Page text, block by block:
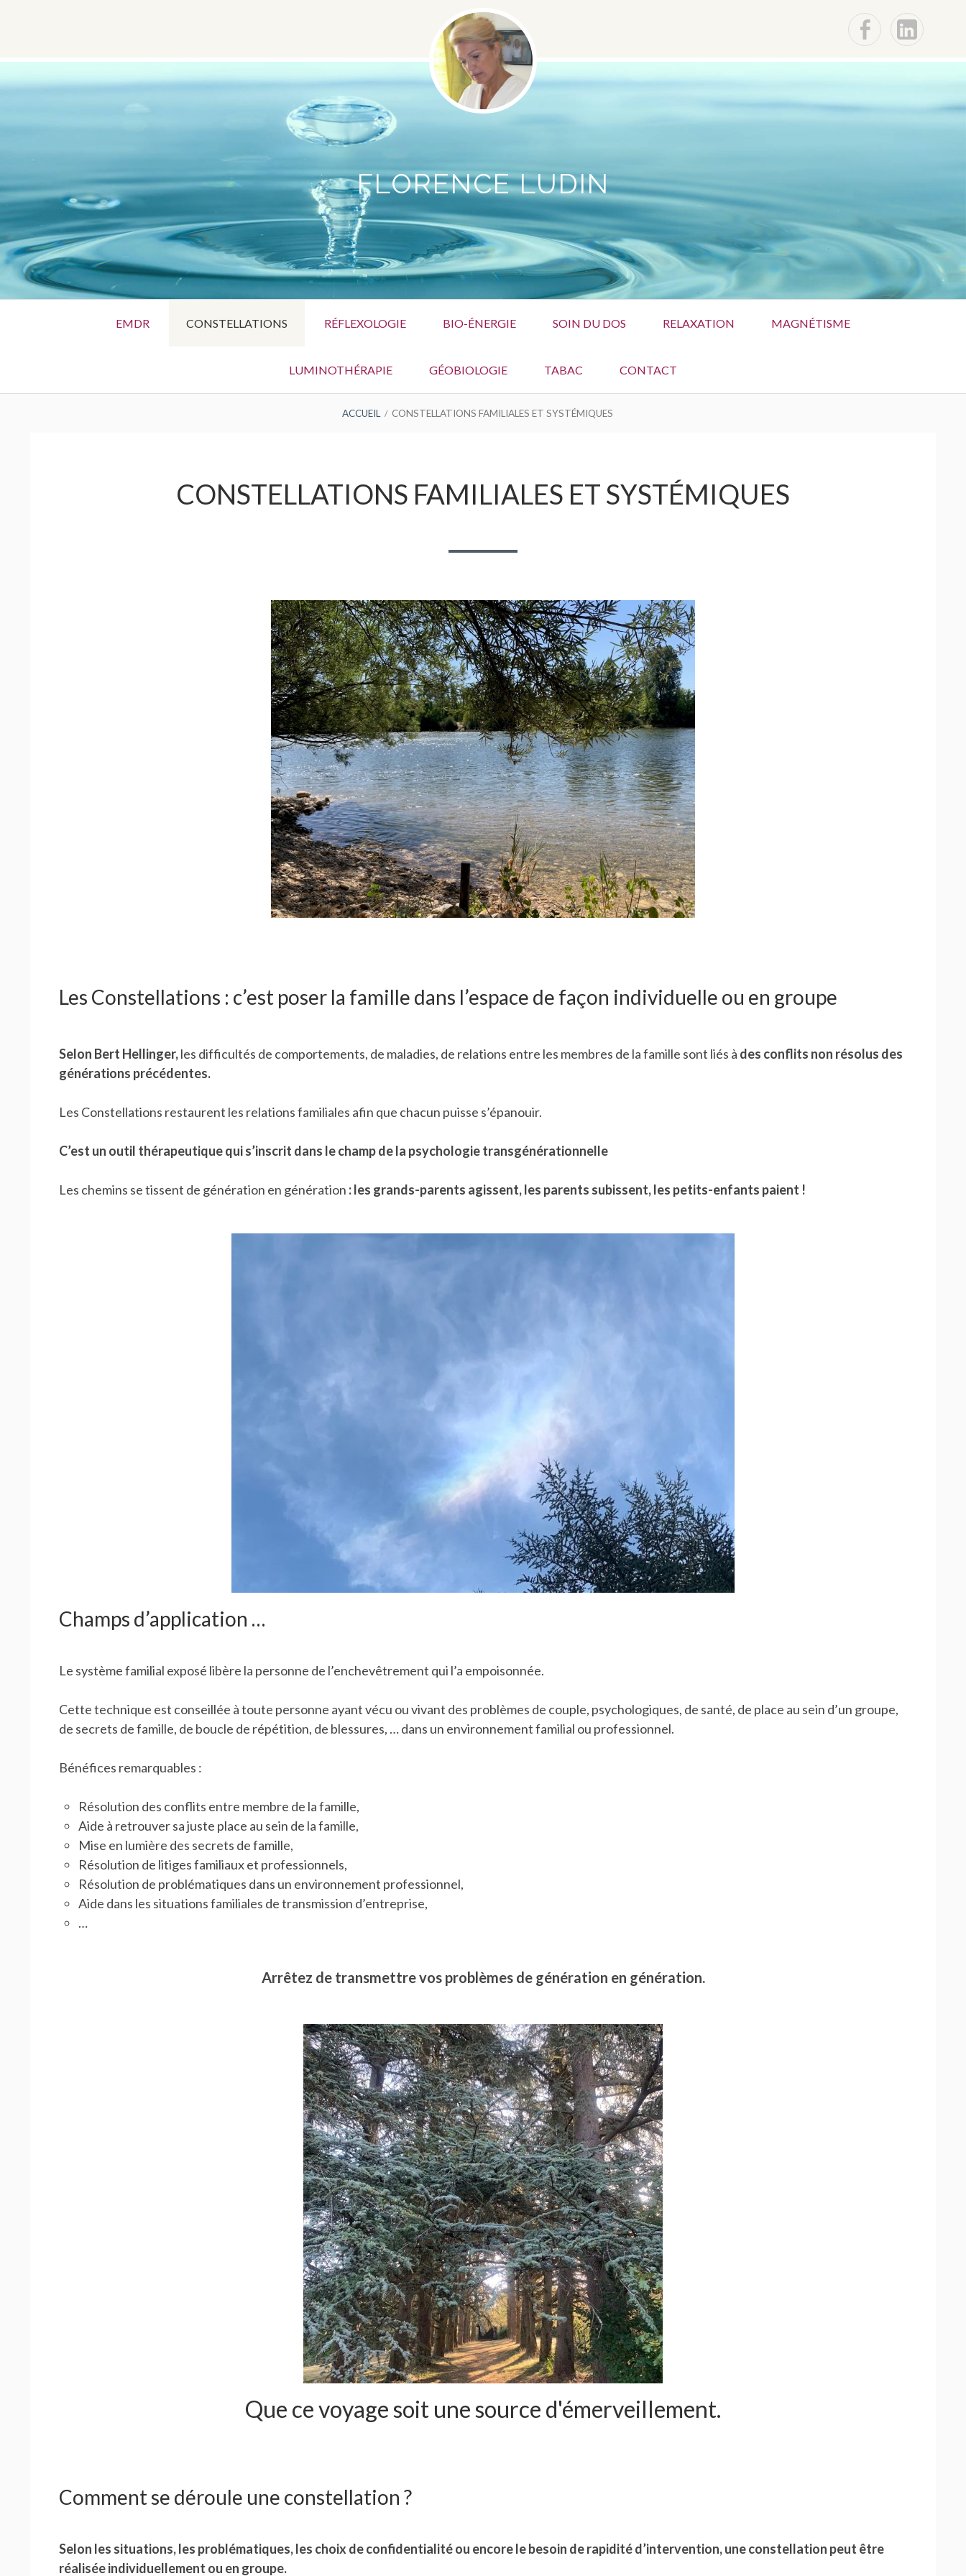
FLORENCE LUDIN
EMDR CONSTELLATIONS RÉFLEXOLOGIE BIO-ÉNERGIE SOIN DU DOS RELAXATION MAGNÉTISME
LUMINOTHÉRAPIE GÉOBIOLOGIE TABAC CONTACT
ACCUEIL CONSTELLATIONS FAMILIALES ET SYSTÉMIQUES
CONSTELLATIONS FAMILIALES ET SYSTÉMIQUES
Les Constellations : c’est poser la famille dans l’espace de façon individuelle ou en groupe
Selon Bert Hellinger,les difficultés de comportements, de maladies, de relations entre les membres de la famille sont liés à des conflits non résolus des
générations précédentes.
Les Constellations restaurent les relations familiales afin que chacun puisse s’épanouir.
C’est un outil thérapeutique qui s’inscrit dans le champ de la psychologie transgénérationnelle
Les chemins se tissent de génération en génération : les grands-parents agissent, les parents subissent, les petits-enfants paient !
Champs d’application …
Le système familial exposé libère la personne de l’enchevêtrement qui l’a empoisonnée.
Cette technique est conseillée à toute personne ayant vécu ou vivant des problèmes de couple, psychologiques, de santé, de place au sein d’un groupe,
de secrets de famille, de boucle de répétition, de blessures, … dans un environnement familial ou professionnel.
Bénéfices remarquables :
Résolution des conflits entre membre de la famille,
Aide à retrouver sa juste place au sein de la famille,
Mise en lumière des secrets de famille,
Résolution de litiges familiaux et professionnels,
Résolution de problématiques dans un environnement professionnel,
Aide dans les situations familiales de transmission d’entreprise,
…
Arrêtez de transmettre vos problèmes de génération en génération.
Que ce voyage soit une source d'émerveillement.
Comment se déroule une constellation ?
Selon les situations, les problématiques, les choix de confidentialité ou encore le besoin de rapidité d’intervention, une constellation peut être
réalisée individuellement ou en groupe.